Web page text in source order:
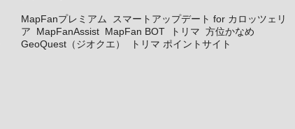
MapFanプレミアム
スマートアップデート for カロッツェリ
ア
MapFanAssist MapFan BOT トリマ 方位かなめ
GeoQuest（ジオクエ）
トリマ ポイントサイト